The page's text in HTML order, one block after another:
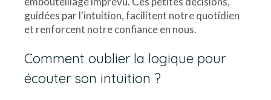
guidées par l'intuition, facilitent notre quotidien
et renforcent notre confiance en nous.
Comment oublier la logique pour
écouter son intuition ?